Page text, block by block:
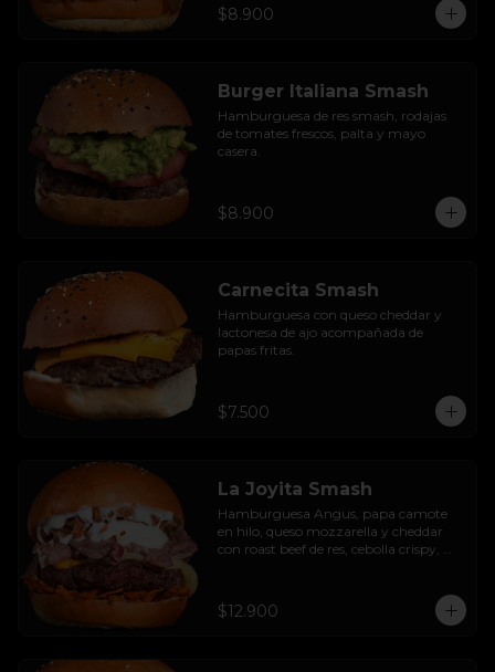
$8.900
Burger Italiana Smash
Hamburguesa de res smash, rodajas
de tomates frescos, palta y mayo
casera.
$8.900
Carnecita Smash
Hamburguesa con queso cheddar y
lactonesa de ajo acompañada de
papas fritas.
$7.500
La Joyita Smash
Hamburguesa Angus, papa camote
en hilo, queso mozzarella y cheddar
con roast beef de res, cebolla crispy,
$12.900